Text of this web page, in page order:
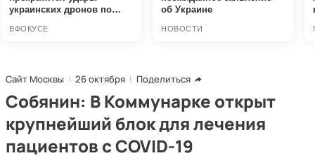
Сайт Москвы 26 октября Поделиться
Собянин: В Коммунарке открыт
крупнейший блок для лечения
пациентов с COVID-19